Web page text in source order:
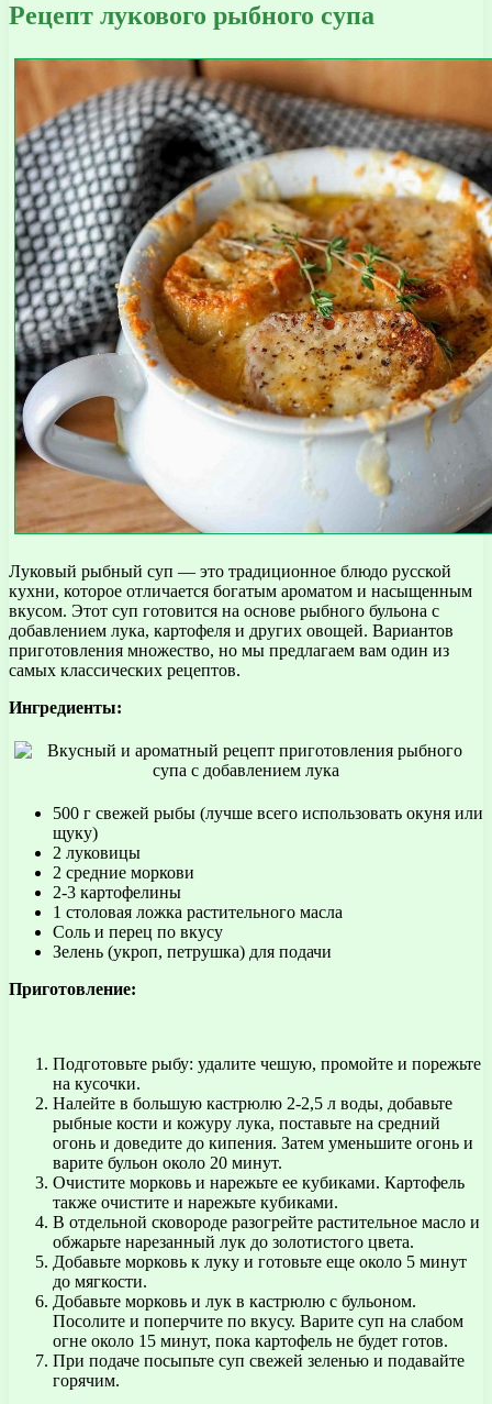
Рецепт лукового рыбного супа
Луковый рыбный суп — это традиционное блюдо русской
кухни, которое отличается богатым ароматом и насыщенным
вкусом. Этот суп готовится на основе рыбного бульона с
добавлением лука, картофеля и других овощей. Вариантов
приготовления множество, но мы предлагаем вам один из
самых классических рецептов.
Ингредиенты:
500 г свежей рыбы (лучше всего использовать окуня или
щуку)
2 луковицы
2 средние моркови
2-3 картофелины
1 столовая ложка растительного масла
Соль и перец по вкусу
Зелень (укроп, петрушка) для подачи
Приготовление:
Подготовьте рыбу: удалите чешую, промойте и порежьте
на кусочки.
Налейте в большую кастрюлю 2-2,5 л воды, добавьте
рыбные кости и кожуру лука, поставьте на средний
огонь и доведите до кипения. Затем уменьшите огонь и
варите бульон около 20 минут.
Очистите морковь и нарежьте ее кубиками. Картофель
также очистите и нарежьте кубиками.
В отдельной сковороде разогрейте растительное масло и
обжарьте нарезанный лук до золотистого цвета.
Добавьте морковь к луку и готовьте еще около 5 минут
до мягкости.
Добавьте морковь и лук в кастрюлю с бульоном.
Посолите и поперчите по вкусу. Варите суп на слабом
огне около 15 минут, пока картофель не будет готов.
При подаче посыпьте суп свежей зеленью и подавайте
горячим.